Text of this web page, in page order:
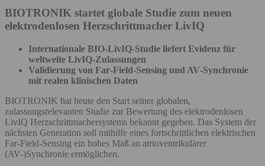
BIOTRONIK startet globale Studie zum neuen
elektrodenlosen Herzschrittmacher LivIQ
Internationale BIO‑LivIQ‑Studie liefert Evidenz für
weltweite LivIQ‑Zulassungen
Validierung von Far‑Field‑Sensing und AV‑Synchronie
mit realen klinischen Daten
BIOTRONIK hat heute den Start seiner globalen,
zulassungsrelevanten Studie zur Bewertung des elektrodenlosen
LivIQ Herzschrittmachersystems bekannt gegeben. Das System der
nächsten Generation soll mithilfe eines fortschrittlichen elektrischen
Far‑Field‑Sensing ein hohes Maß an atrioventrikulärer
(AV-)Synchronie ermöglichen.